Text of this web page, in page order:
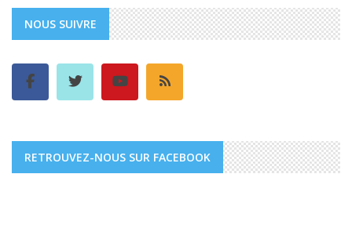
NOUS SUIVRE
RETROUVEZ-NOUS SUR FACEBOOK